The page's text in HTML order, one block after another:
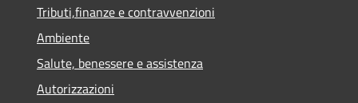
Tributi,finanze e contravvenzioni
Ambiente
Salute, benessere e assistenza
Autorizzazioni